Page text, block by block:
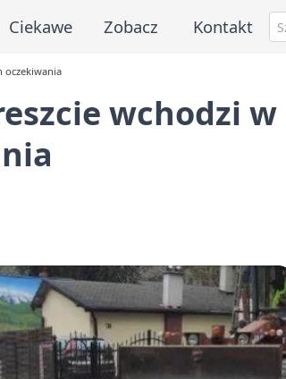
Ciekawe Zobacz Kontakt
oczekiwania
wchodzi w